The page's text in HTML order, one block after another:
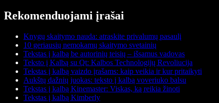
Rekomenduojami įrašai
Knygų skaitymo nauda: atraskite privalumų pasaulį
10 geriausių nemokamų skaitymo svetainių
Tekstas į kalbą be autorinių teisių – išsamus vadovas
Teksto į Kalbą su Qt: Kalbos Technologijų Revoliucija
Tekstas į kalbą vaizdo įrašams: kaip veikia ir kur pritaikyti
Aukštų dažnių juokas: teksto į kalbą voveriuko balsu
Tekstas į kalbą Kinemaster: Viskas, ką reikia žinoti
Tekstas į kalbą Kimberly